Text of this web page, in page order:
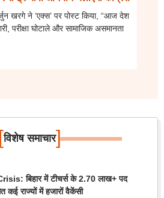
खरगे ने ‘एक्स’ पर पोस्ट किया, “आज देश
परीक्षा घोटाले और सामाजिक असमानता
विशेष समाचार]
बिहार में टीचर्स के 2.70 लाख+ पद
कई राज्यों में हजारों वैकेंसी